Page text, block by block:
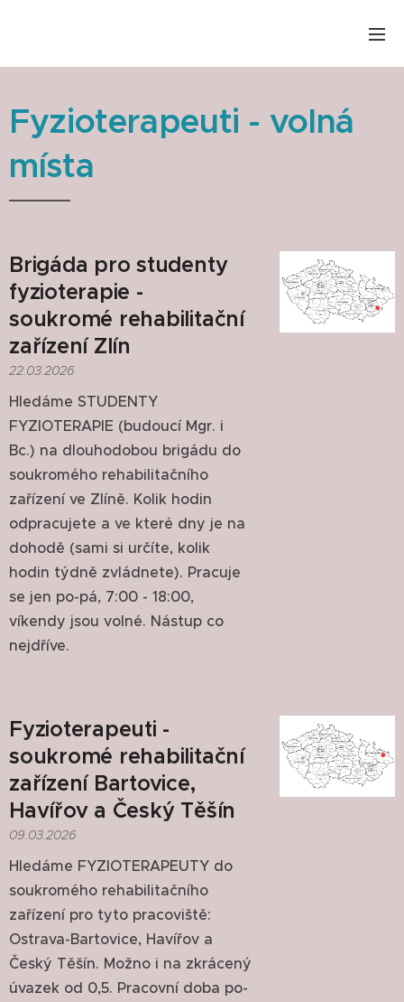
Fyzioterapeuti - volná
místa
Brigáda pro studenty
fyzioterapie -
soukromé rehabilitační
zařízení Zlín
22.03.2026
Hledáme STUDENTY
FYZIOTERAPIE (budoucí Mgr. i
Bc.) na dlouhodobou brigádu do
soukromého rehabilitačního
zařízení ve Zlíně. Kolik hodin
odpracujete a ve které dny je na
dohodě (sami si určíte, kolik
hodin týdně zvládnete). Pracuje
se jen po-pá, 7:00 - 18:00,
víkendy jsou volné. Nástup co
nejdříve.
Fyzioterapeuti -
soukromé rehabilitační
zařízení Bartovice,
Havířov a Český Těšín
09.03.2026
Hledáme FYZIOTERAPEUTY do
soukromého rehabilitačního
zařízení pro tyto pracoviště:
Ostrava-Bartovice, Havířov a
Český Těšín. Možno i na zkrácený
úvazek od 0,5. Pracovní doba po-